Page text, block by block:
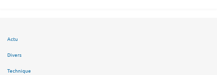
Actu
Divers
Technique